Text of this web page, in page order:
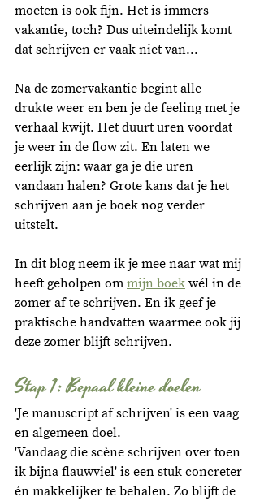
moeten is ook fijn. Het is immers
vakantie, toch? Dus uiteindelijk komt
dat schrijven er vaak niet van...
Na de zomervakantie begint alle
drukte weer en ben je de feeling met je
verhaal kwijt. Het duurt uren voordat
je weer in de flow zit. En laten we
eerlijk zijn: waar ga je die uren
vandaan halen? Grote kans dat je het
schrijven aan je boek nog verder
uitstelt.
In dit blog neem ik je mee naar wat mij
heeft geholpen om mijn boek wél in de
zomer af te schrijven. En ik geef je
praktische handvatten waarmee ook jij
deze zomer blijft schrijven.
Stap 1: Bepaal kleine doelen
'Je manuscript af schrijven' is een vaag
en algemeen doel.
'Vandaag die scène schrijven over toen
ik bijna flauwviel' is een stuk concreter
én makkelijker te behalen. Zo blijft de